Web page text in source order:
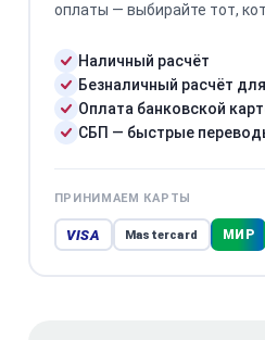
оплаты — выбирайте тот,
Наличный расчёт
Безналичный расчёт
Оплата банковской
СБП — быстрые
ПРИНИМАЕМ КАРТЫ
VISA Mastercard МИР